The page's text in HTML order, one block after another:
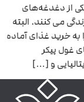
از دغدغه‌های
می‌ کنند. البته
خرید غذای آماده
غول پیکر
و […]